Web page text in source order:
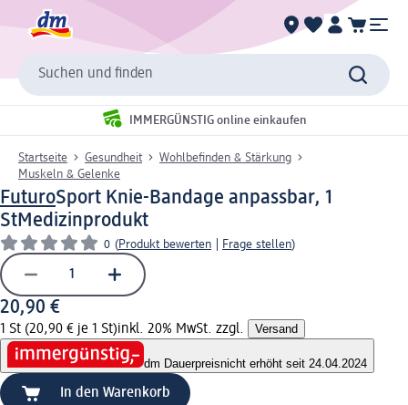
Suchen und finden
IMMERGÜNSTIG online einkaufen
Startseite Gesundheit
Wohlbefinden & Stärkung
Muskeln & Gelenke
FuturoSport Knie-Bandage anpassbar, 1
StMedizinprodukt
0 (Produkt bewerten Frage stellen)
20,90 €
1 St (20,90 € je 1 St)inkl. 20% MwSt. zzgl. Versand
dm Dauerpreisnicht erhöht seit 24.04.2024
In den Warenkorb